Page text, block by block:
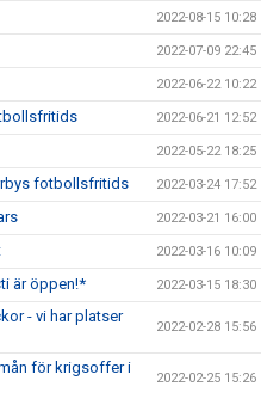
2022-08-15 10:28
2022-07-09 22:45
2022-06-22 10:22
2022-06-21 12:52
2022-05-22 18:25
fotbollsfritids 2022-03-24 17:52
2022-03-21 16:00
2022-03-16 10:09
är öppen!* 2022-03-15 18:30
- vi har platser
2022-02-28 15:56
för krigsoffer i
2022-02-25 15:26